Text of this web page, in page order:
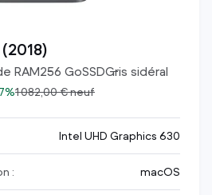
RAM256 GoSSDGris sidéral
1 082,00 €neuf
Intel UHD Graphics 630
: macOS